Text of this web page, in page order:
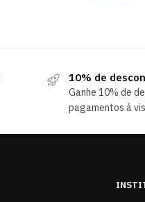
10% de
Ganhe 10% de
pagamentos á